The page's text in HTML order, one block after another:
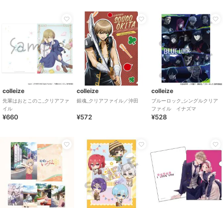
colleize
先輩はおとこのこ_クリアファ
イル
¥660
colleize
銀魂_クリアファイル／沖田
¥572
colleize
ブルーロック_シングルクリア
ファイル イナズマ
¥528